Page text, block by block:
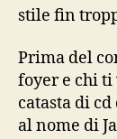
stile fin
Prima del
foyer e chi ti
catasta di
al nome di